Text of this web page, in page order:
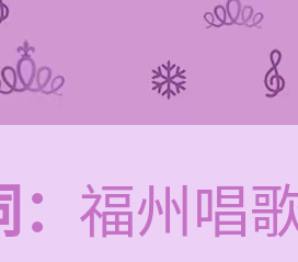
福州唱